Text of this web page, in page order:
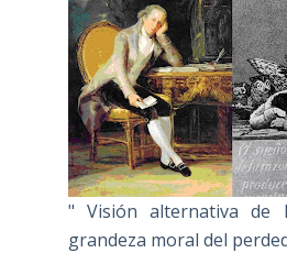
" Visión alternativa de
grandeza moral del